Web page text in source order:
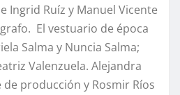
Ingrid Ruíz y Manuel Vicente
El vestuario de época
Salma y Nuncia Salma;
Valenzuela. Alejandra
de producción y Rosmir Ríos